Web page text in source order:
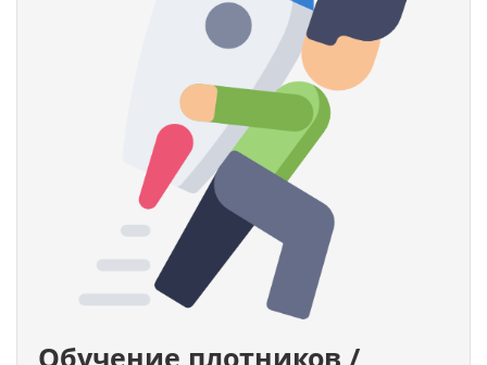
Обучение плотников /